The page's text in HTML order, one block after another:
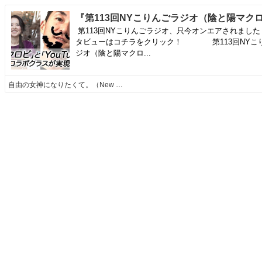
第113回NYこりんごラジオ、只今オンエアされました
タビューはコチラをクリック！ 第113回NYこ
ジオ（陰と陽マクロ...
自由の女神になりたくて。（New York 50歳からの育児）